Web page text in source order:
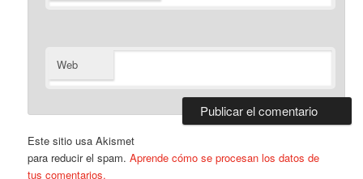
Web
Este sitio usa Akismet
para reducir el spam.Aprende cómo se procesan los datos de
tus comentarios.